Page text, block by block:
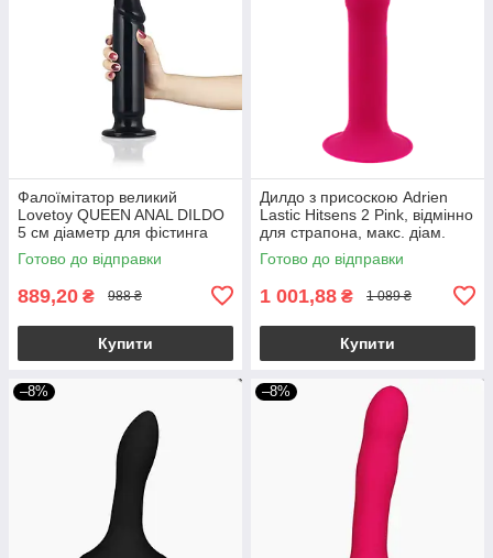
Фалоїмітатор великий
Lovetoy QUEEN ANAL DILDO
5 см діаметр для фістинга
Готово до відправки
889,20 ₴ 988 ₴
Купити
Дилдо з присоскою Adrien
Lastic Hitsens 2 Pink, відмінно
для страпона, макс. діам.
4см, довж. 16,7см
Готово до відправки
1 001,88 ₴ 1 089 ₴
Купити
–8% –8%